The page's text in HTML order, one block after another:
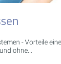
- Vorteile
ohne